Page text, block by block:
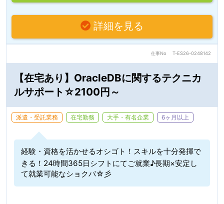
詳細を見る
仕事No T-ES26-0248142
【在宅あり】OracleDBに関するテクニカ
ルサポート☆2100円～
派遣・受託業務 在宅勤務 大手・有名企業 6ヶ月以上
経験・資格を活かせるオシゴト！スキルを十分発揮で
きる！24時間365日シフトにてご就業♪長期×安定し
て就業可能なショクバ☆彡